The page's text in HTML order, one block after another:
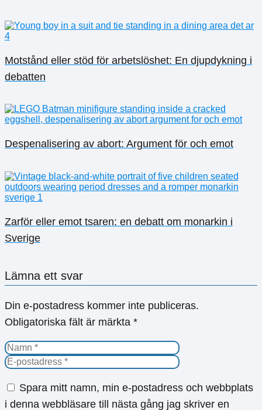
Motstånd eller stöd för arbetslöshet: En djupdykning i
debatten
Despenalisering av abort: Argument för och emot
Zarför eller emot tsaren: en debatt om monarkin i
Sverige
Lämna ett svar
Din e-postadress kommer inte publiceras.
Obligatoriska fält är märkta *
Spara mitt namn, min e-postadress och webbplats
i denna webbläsare till nästa gång jag skriver en